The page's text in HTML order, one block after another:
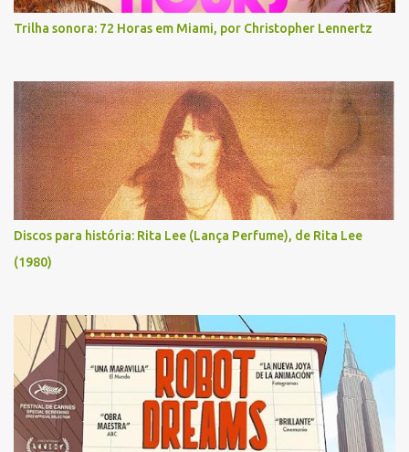
Trilha sonora: 72 Horas em Miami, por Christopher Lennertz
Discos para história: Rita Lee (Lança Perfume), de Rita Lee
(1980)